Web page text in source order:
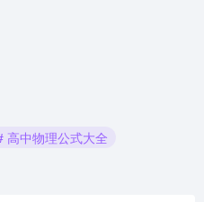
高中物理公式大全